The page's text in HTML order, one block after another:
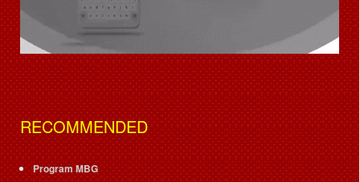
RECOMMENDED
Program MBG